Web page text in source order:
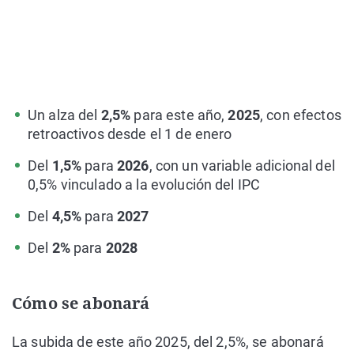
Un alza del 2,5% para este año, 2025, con efectos
retroactivos desde el 1 de enero
Del 1,5% para 2026, con un variable adicional del
0,5% vinculado a la evolución del IPC
Del 4,5% para 2027
Del 2%para 2028
Cómo se abonará
La subida de este año 2025, del 2,5%, se abonará